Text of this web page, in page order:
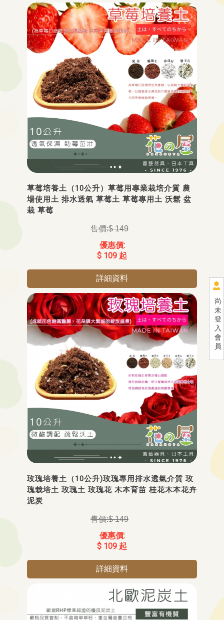
尚
未
登
入
會
員
草莓培養土（10公升）草莓用專業栽培介質 農
場使用土 排水透氣 草莓土 草莓專用土 沃鬆 盆
栽 草莓
$ 149
$ 109 起
詳細資料
玫瑰培養土（10公升)玫瑰專用排水透氣介質 玫
瑰栽培土 玫瑰土 玫瑰花 木本育苗 桂花木本花卉
泥炭
$ 149
$ 109 起
詳細資料